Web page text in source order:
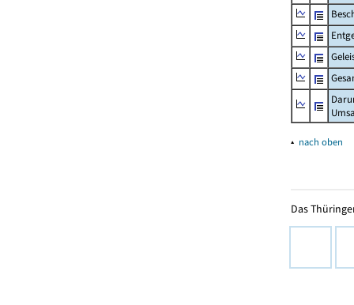
▴ nach oben
Das